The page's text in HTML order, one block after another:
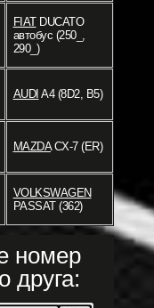
FIATDUCATO
автобус (250_,
290_)
AUDI A4 (8D2, B5)
MAZDACX-7 (ER)
VOLKSWAGEN
PASSAT (362)
номер
друга: